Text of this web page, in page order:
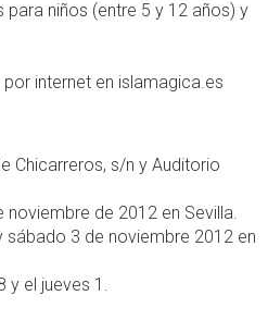
niños (entre 5 y 12 años) y
internet en islamagica.es
Chicarreros, s/n y Auditorio
de 2012 en Sevilla.
3 de noviembre 2012 en
y el jueves 1.